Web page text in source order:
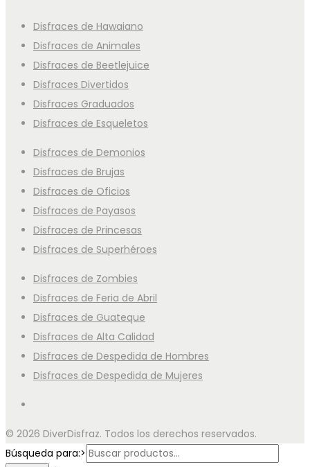
Disfraces de Hawaiano
Disfraces de Animales
Disfraces de Beetlejuice
Disfraces Divertidos
Disfraces Graduados
Disfraces de Esqueletos
Disfraces de Demonios
Disfraces de Brujas
Disfraces de Oficios
Disfraces de Payasos
Disfraces de Princesas
Disfraces de Superhéroes
Disfraces de Zombies
Disfraces de Feria de Abril
Disfraces de Guateque
Disfraces de Alta Calidad
Disfraces de Despedida de Hombres
Disfraces de Despedida de Mujeres
© 2026 DiverDisfraz. Todos los derechos reservados.
Búsqueda para:>